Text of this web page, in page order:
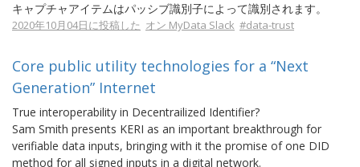
キャプチャアイテムはパッシブ識別子によって識別されます。
2020年10月04日に投稿した オン MyData Slack #data-trust
Core public utility technologies for a “Next
Generation” Internet
True interoperability in Decentrailized Identifier?
Sam Smith presents KERI as an important breakthrough for
verifiable data inputs, bringing with it the promise of one DID
method for all signed inputs in a digital network.